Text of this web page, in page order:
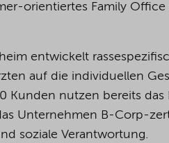
orientiertes Family
entwickelt
auf die individuellen
Kunden nutzen bereits
Unternehmen B-Corp-
soziale Verantwortung.